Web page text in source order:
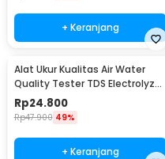
+ Keranjang
Alat Ukur Kualitas Air Water
Quality Tester TDS Electrolyzer
- JJ2850
Rp24.800
Rp47.900 49%
+ Keranjang